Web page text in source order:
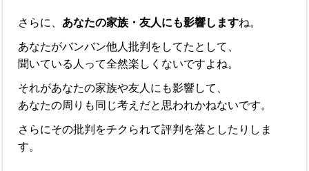
さらに、 あなたの家族・友人にも影響しますね。
あなたがバンバン他人批判をしてたとして、
聞いている人って全然楽しくないですよね。
それがあなたの家族や友人にも影響して、
あなたの周りも同じ考えだと思われかねないです。
さらにその批判をチクられて評判を落としたりしま
す。